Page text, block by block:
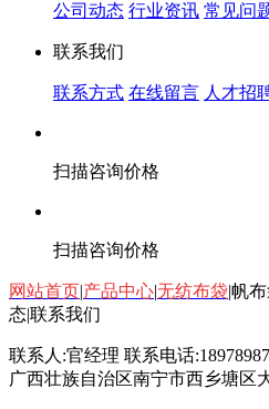
公司动态 行业资讯 常见问
联系我们
联系方式 在线留言 人才招
扫描咨询价格
扫描咨询价格
网站首页|产品中心|无纺布袋|帆
态|联系我们
联系人:官经理 联系电话:
广西壮族自治区南宁市西乡塘区